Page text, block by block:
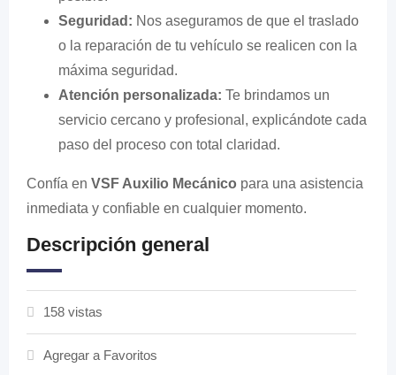
Seguridad: Nos aseguramos de que el traslado
o la reparación de tu vehículo se realicen con la
máxima seguridad.
Atención personalizada: Te brindamos un
servicio cercano y profesional, explicándote cada
paso del proceso con total claridad.
Confía en VSF Auxilio Mecánico para una asistencia
inmediata y confiable en cualquier momento.
Descripción general
158 vistas
Agregar a Favoritos